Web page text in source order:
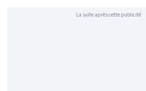
La suite après cette publicité